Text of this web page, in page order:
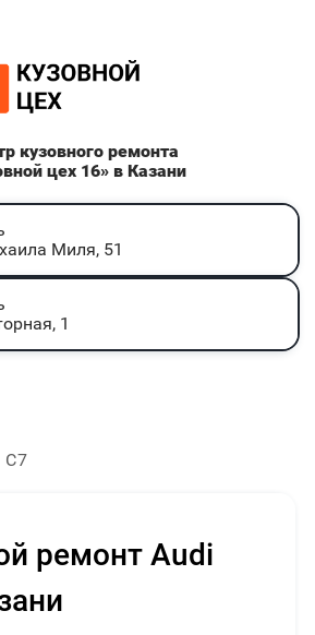
кузовного ремонта
цех 16» в Казани
Миля, 51
1
С7
ремонт Audi